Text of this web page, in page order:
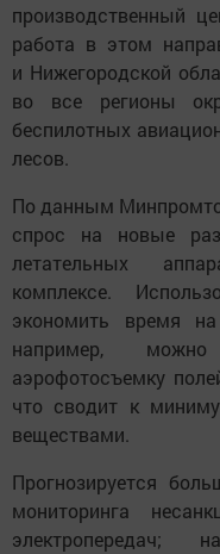
производственный
работа в этом
и Нижегородской
во все регионы
беспилотных
лесов.
По данным
спрос на новые
летательных
комплексе.
экономить время
например, можно
аэрофотосъемку
что сводит к
веществами.
Прогнозируется
мониторинга